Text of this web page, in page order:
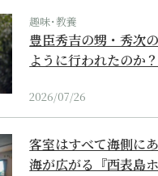
趣味･教養
豊臣秀吉の甥・秀次
ように行われたのか？
2026/07/26
客室はすべて海側に
海が広がる『西表島